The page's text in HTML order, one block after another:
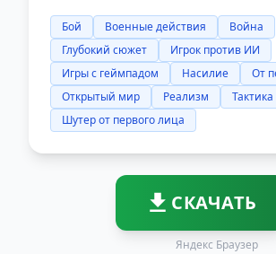
Бой Военные действия
Война
Глубокий сюжет
Игрок против ИИ
Игры с геймпадом
Насилие
От
Открытый мир
Реализм
Тактика
Шутер от первого лица
СКАЧАТЬ
Яндекс Браузер